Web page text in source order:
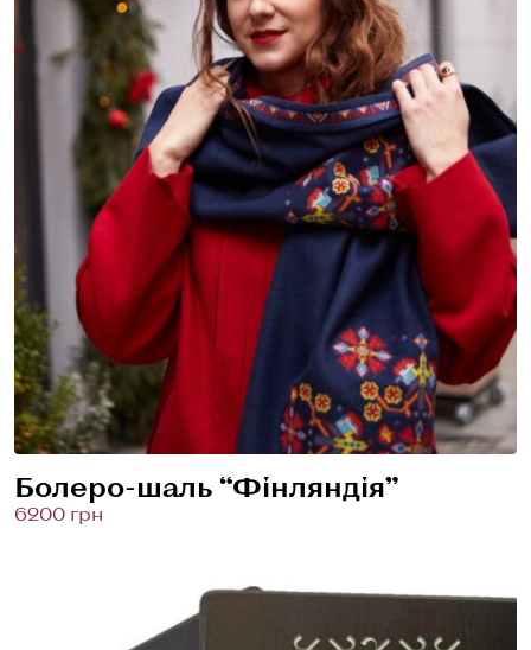
Болеро-шаль “Фінляндія”
6200 грн